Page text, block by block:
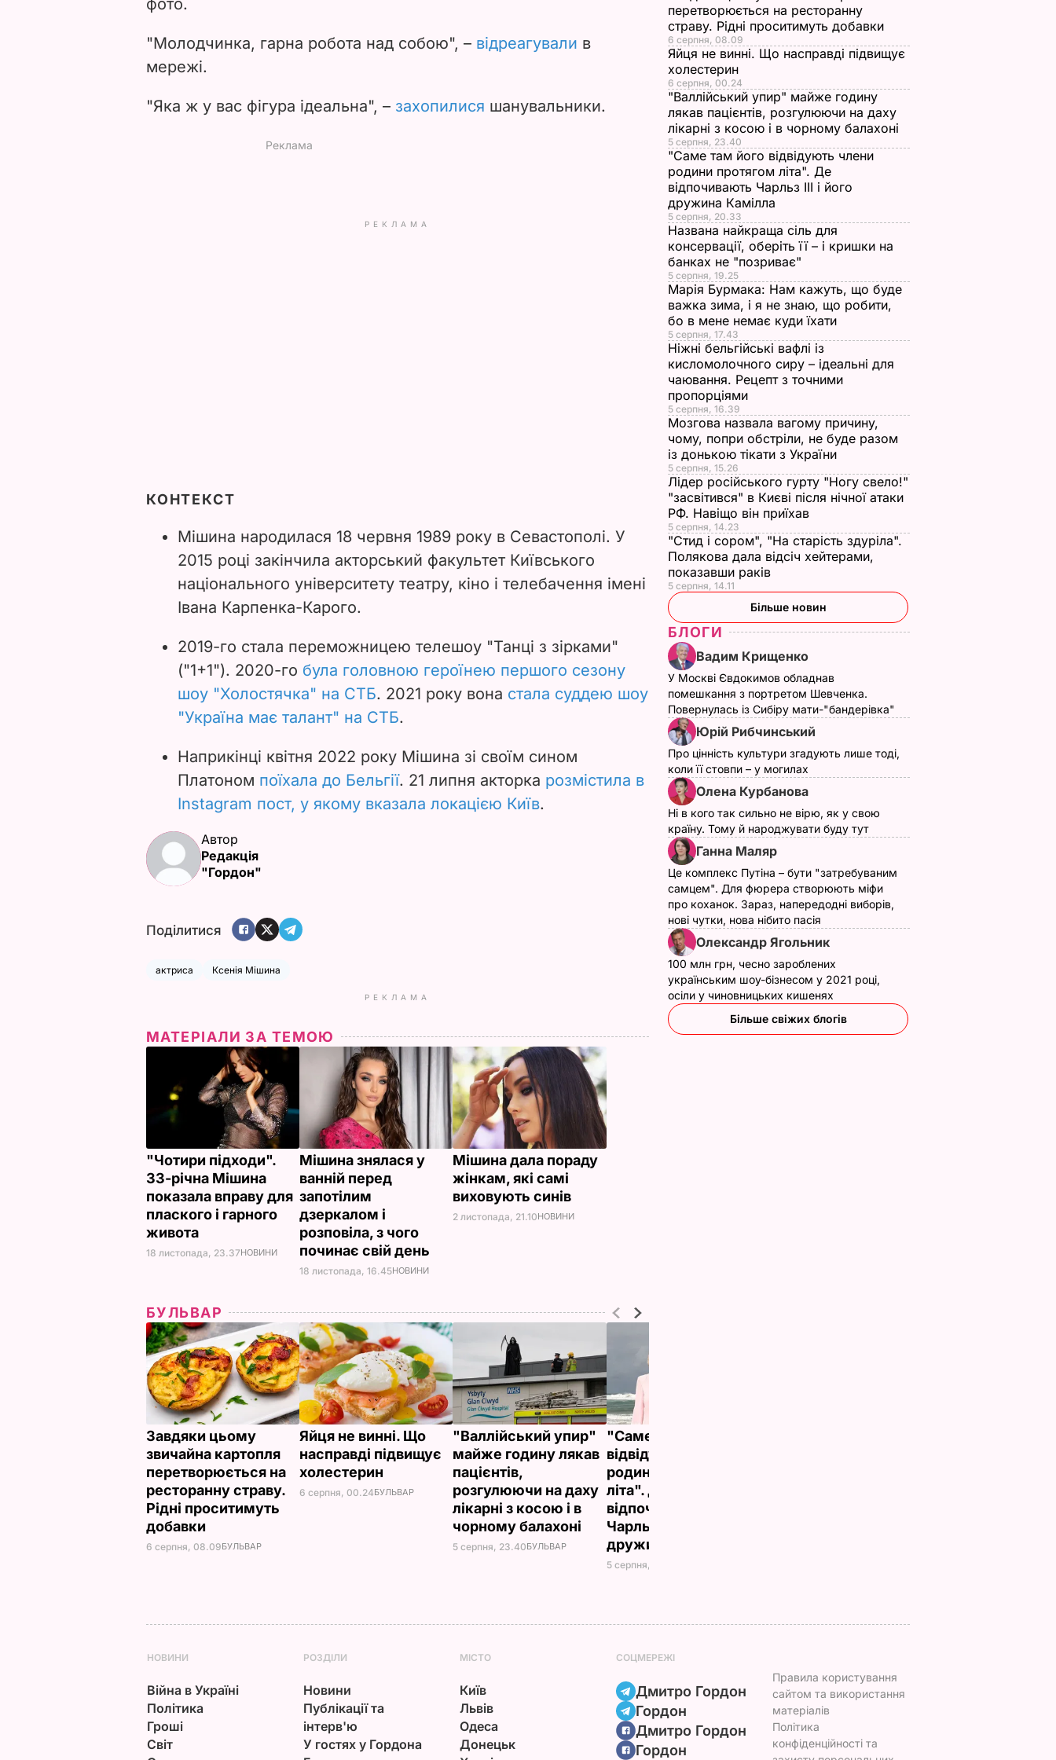
d
o
"Молодчинка, гарна робота над собою", – відреагували в
мережі.
"Яка ж у вас фігура ідеальна", – захопилися шанувальники.
РЕКЛАМА
КОНТЕКСТ
Мішина народилася 18 червня 1989 року в Севастополі. У
2015 році закінчила акторський факультет Київського
національного університету театру, кіно і телебачення імені
Івана Карпенка-Карого.
2019-го стала переможницею телешоу "Танці з зірками"
("1+1"). 2020-го була головною героїнею першого сезону
шоу "Холостячка" на СТБ. 2021 року вона стала суддею шоу
"Україна має талант" на СТБ.
Наприкінці квітня 2022 року Мішина зі своїм сином
Платоном поїхала до Бельгії. 21 липня акторка розмістила в
Instagram пост, у якому вказала локацією Київ.
Автор
Редакція
"Гордон"
Поділитися
актриса Ксенія Мішина
РЕКЛАМА
МАТЕРІАЛИ ЗА ТЕМОЮ
"Чотири підходи".
33-річна Мішина
показала вправу для
плаского і гарного
живота
18 листопада, 23.37НОВИНИ
Мішина знялася у
ванній перед
запотілим
дзеркалом і
розповіла, з чого
починає свій день
18 листопада, 16.45НОВИНИ
Мішина дала пораду
жінкам, які самі
виховують синів
2 листопада, 21.10НОВИНИ
БУЛЬВАР
Завдяки цьому
звичайна картопля
перетворюється на
ресторанну страву.
Рідні проситимуть
добавки
6 серпня, 08.09БУЛЬВАР
Яйця не винні. Що
насправді підвищує
холестерин
6 серпня, 00.24БУЛЬВАР
"Валлійський упир"
майже годину лякав
пацієнтів,
розгулюючи на даху
лікарні з косою і в
чорному балахоні
5 серпня, 23.40БУЛЬВАР
"Саме там його
відвідують члени
родини протягом
літа". Де
відпочивають
Чарльз III і його
дружина Камілла
5 серпня, 20.33
перетворюється на ресторанну
страву. Рідні проситимуть добавки
6 серпня, 08.09
Яйця не винні. Що насправді підвищує
холестерин
6 серпня, 00.24
"Валлійський упир" майже годину
лякав пацієнтів, розгулюючи на даху
лікарні з косою і в чорному балахоні
5 серпня, 23.40
"Саме там його відвідують члени
родини протягом літа". Де
відпочивають Чарльз III і його
дружина Камілла
5 серпня, 20.33
Названа найкраща сіль для
консервації, оберіть її – і кришки на
банках не "позриває"
5 серпня, 19.25
Марія Бурмака: Нам кажуть, що буде
важка зима, і я не знаю, що робити,
бо в мене немає куди їхати
5 серпня, 17.43
Ніжні бельгійські вафлі із
кисломолочного сиру – ідеальні для
чаювання. Рецепт з точними
пропорціями
5 серпня, 16.39
Мозгова назвала вагому причину,
чому, попри обстріли, не буде разом
із донькою тікати з України
5 серпня, 15.26
Лідер російського гурту "Ногу свело!"
"засвітився" в Києві після нічної атаки
РФ. Навіщо він приїхав
5 серпня, 14.23
"Стид і сором", "На старість здуріла".
Полякова дала відсіч хейтерами,
показавши раків
5 серпня, 14.11
Більше новин
БЛОГИ
Вадим Крищенко
У Москві Євдокимов обладнав
помешкання з портретом Шевченка.
Повернулась із Сибіру мати-"бандерівка"
Юрій Рибчинський
Про цінність культури згадують лише тоді,
коли її стовпи – у могилах
Олена Курбанова
Ні в кого так сильно не вірю, як у свою
країну. Тому й народжувати буду тут
Ганна Маляр
Це комплекс Путіна – бути "затребуваним
самцем". Для фюрера створюють міфи
про коханок. Зараз, напередодні виборів,
нові чутки, нова нібито пасія
Олександр Ягольник
100 млн грн, чесно зароблених
українським шоу-бізнесом у 2021 році,
осіли у чиновницьких кишенях
Більше свіжих блогів
НОВИНИ
Війна в Україні
Політика
Гроші
Світ
РОЗДІЛИ
Новини
Публікації та
інтерв'ю
У гостях у Гордона
МІСТО
Київ
Львів
Одеса
Донецьк
СОЦМЕРЕЖІ
Дмитро Гордон
Гордон
Дмитро Гордон
Гордон
Правила користування
сайтом та використання
матеріалів
Політика
конфіденційності та